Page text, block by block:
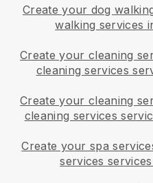
Create your dog
walking services
Create your cleaning
cleaning services
Create your cleaning
cleaning services
Create your spa
services